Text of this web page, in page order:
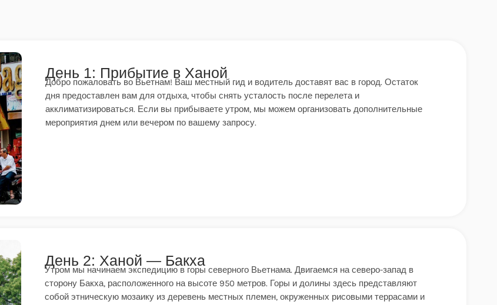
День 1: Прибытие в Ханой
Добро пожаловать во Вьетнам! Ваш местный гид и водитель доставят вас в город. Остаток
дня предоставлен вам для отдыха, чтобы снять усталость после перелета и
акклиматизироваться. Если вы прибываете утром, мы можем организовать дополнительные
мероприятия днем или вечером по вашему запросу.
День 2: Ханой — Бакха
Утром мы начинаем экспедицию в горы северного Вьетнама. Двигаемся на северо-запад в
сторону Бакха, расположенного на высоте 950 метров. Горы и долины здесь представляют
собой этническую мозаику из деревень местных племен, окруженных рисовыми террасами и